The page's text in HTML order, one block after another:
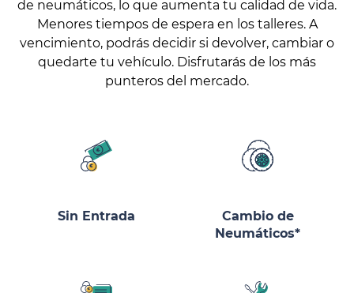
de neumáticos, lo que aumenta tu calidad de vida.
Menores tiempos de espera en los talleres. A
vencimiento, podrás decidir si devolver, cambiar o
quedarte tu vehículo. Disfrutarás de los más
punteros del mercado.
Sin Entrada
Cambio de
Neumáticos*